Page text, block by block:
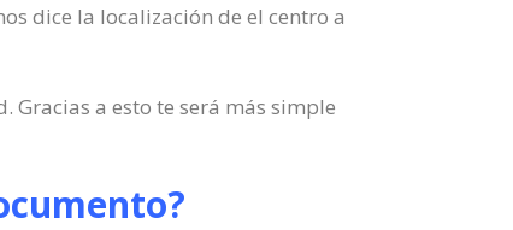
dice la localización de el centro a
Gracias a esto te será más simple